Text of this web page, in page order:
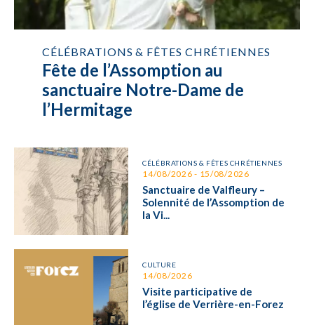
CÉLÉBRATIONS & FÊTES CHRÉTIENNES
Fête de l’Assomption au
sanctuaire Notre-Dame de
l’Hermitage
CÉLÉBRATIONS & FÊTES CHRÉTIENNES
14/08/2026 - 15/08/2026
Sanctuaire de Valfleury –
Solennité de l’Assomption de
la Vi...
CULTURE
14/08/2026
Visite participative de
l’église de Verrière-en-Forez